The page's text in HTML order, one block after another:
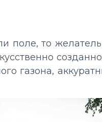
поле, то
газона,